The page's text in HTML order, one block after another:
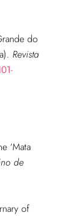
do
Revista
‘Mata
de
of